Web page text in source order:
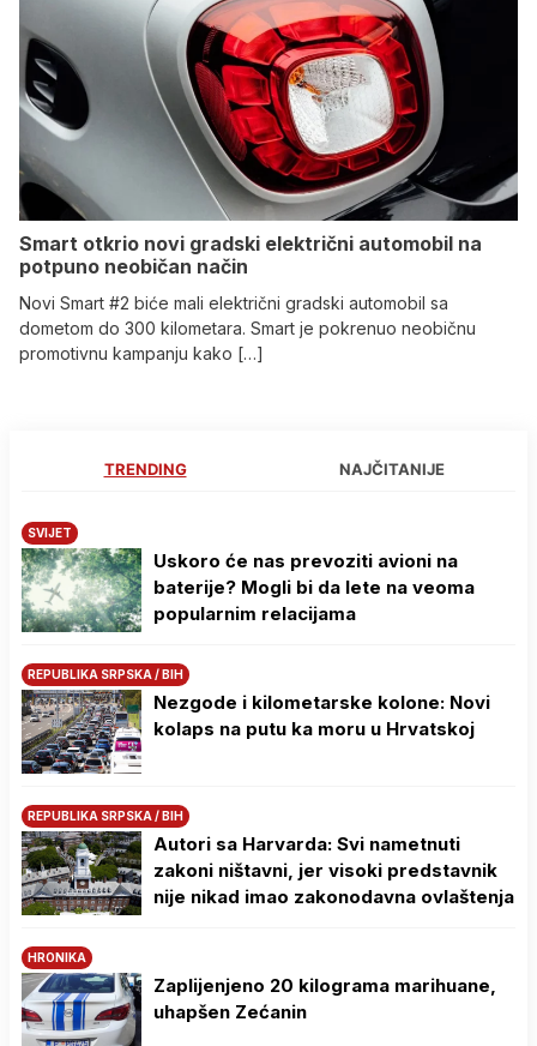
Smart otkrio novi gradski električni automobil na
potpuno neobičan način
Novi Smart #2 biće mali električni gradski automobil sa
dometom do 300 kilometara. Smart je pokrenuo neobičnu
promotivnu kampanju kako […]
TRENDING NAJČITANIJE
SVIJET
Uskoro će nas prevoziti avioni na
baterije? Mogli bi da lete na veoma
popularnim relacijama
REPUBLIKA SRPSKA / BIH
Nezgode i kilometarske kolone: Novi
kolaps na putu ka moru u Hrvatskoj
REPUBLIKA SRPSKA / BIH
Autori sa Harvarda: Svi nametnuti
zakoni ništavni, jer visoki predstavnik
nije nikad imao zakonodavna ovlaštenja
HRONIKA
Zaplijenjeno 20 kilograma marihuane,
uhapšen Zećanin